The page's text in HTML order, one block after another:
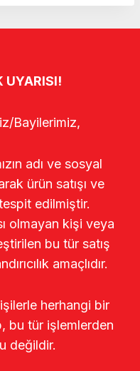
UYARISI!
Bayilerimiz,
adı ve sosyal
ürün satışı ve
tespit edilmiştir.
olmayan kişi veya
bu tür satış
amaçlıdır.
herhangi bir
bu tür işlemlerden
değildir.